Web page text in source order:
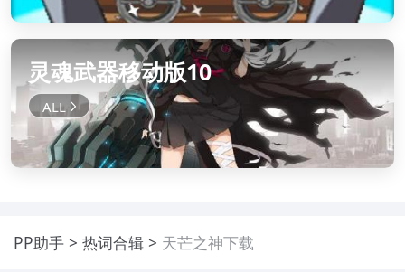
灵魂武器移动版10
PP助手 热词合辑 天芒之神下载